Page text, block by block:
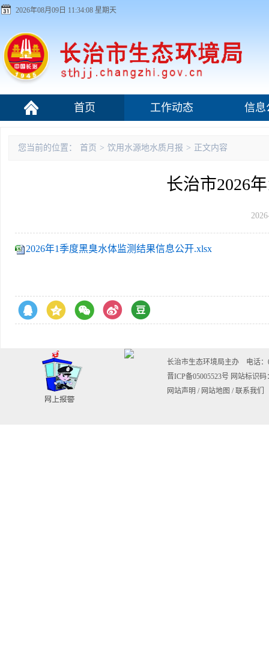
2026年08月09日 11:34:08 星期天
首页 工作动态 信息
您当前的位置： 首页 > 饮用水源地水质月报 > 正文内容
长治市2026
2026年1季度黑臭水体监测结果信息公开.xlsx
长治市生态环境局主办 电话：
晋ICP备05005523号 网站标识码
网站声明 / 网站地图 / 联系我们